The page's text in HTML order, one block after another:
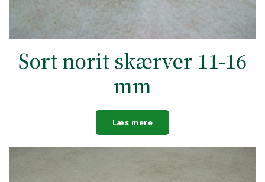
Sort norit skærver 11-16
mm
Læs mere